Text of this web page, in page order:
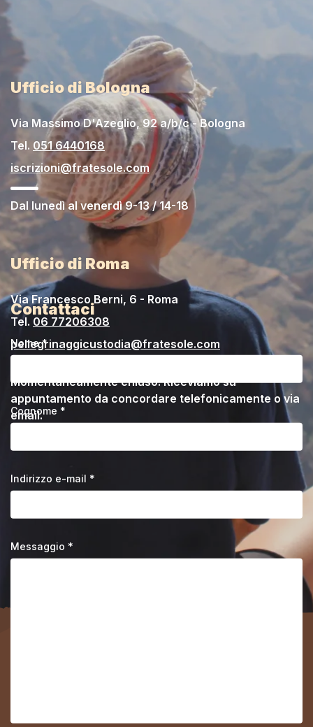
Ufficio di Bologna
Via Massimo D'Azeglio, 92 a/b/c - Bologna
Tel. 051 6440168
iscrizioni@fratesole.com
Dal lunedì al venerdì 9-13 / 14-18
Ufficio di Roma
Via Francesco Berni, 6 - Roma
Tel. 06 77206308
pellegrinaggicustodia@fratesole.com
Momentaneamente chiuso. Riceviamo su
appuntamento da concordare telefonicamente o via
email.
Contattaci
Nome *
Cognome *
Indirizzo e-mail *
Messaggio *